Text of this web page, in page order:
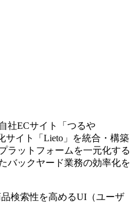
社ECサイト「つるや
サイト「Lieto」を統合・構築
ラットフォームを一元化する
バックヤード業務の効率化を
検索性を高めるUI（ユーザ